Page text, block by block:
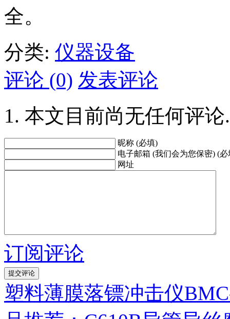
全。
分类: 仪器设备
评论 (0) 发表评论
本文目前尚无任何评论.
昵称 (必填)
电子邮箱 (我们会为您保密) (必
网址
订阅评论
塑料薄膜落镖冲击仪